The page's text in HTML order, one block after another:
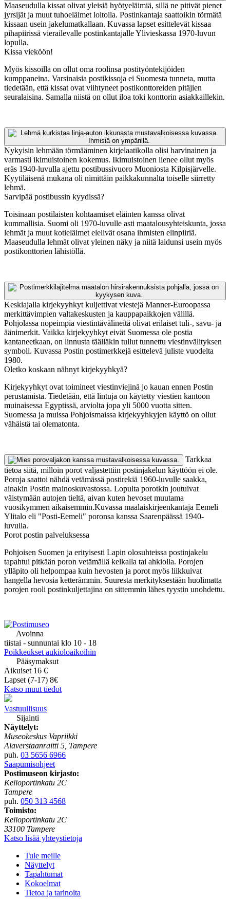
Maaseudulla kissat olivat yleisiä hyötyeläimiä, sillä ne pitivät pienet
jyrsijät ja muut tuhoeläimet loitolla. Postinkantaja saattoikin törmätä
kissaan usein jakelumatkallaan. Kuvassa lapset esittelevät kissaa
pihapiirissä vierailevalle postinkantajalle Ylivieskassa 1970-luvun
lopulla.
Kissa vieköön!
Myös kissoilla on ollut oma roolinsa postityöntekijöiden
kumppaneina. Varsinaisia postikissoja ei Suomesta tunneta, mutta
tiedetään, että kissat ovat viihtyneet postikonttoreiden pitäjien
seuralaisina. Samalla niistä on ollut iloa toki konttorin asiakkaillekin.
Nykyisin lehmään törmääminen kirjelaatikolla olisi harvinainen ja
varmasti ikimuistoinen kokemus. Ikimuistoinen lienee ollut myös
eräs 1940-luvulla ajettu postibussivuoro Muoniosta Kilpisjärvelle.
Kyytiläisenä mukana oli nimittäin paikkakunnalta toiselle siirretty
lehmä.
Sarvipää postibussin kyydissä?
Toisinaan postilaisten kohtaamiset eläinten kanssa olivat
kummallisia. Suomi oli 1970-luvulle asti maatalousyhteiskunta, jossa
lehmät ja muut kotieläimet elelivät osana ihmisten elinpiiriä.
Maaseudulla lehmät olivat yleinen näky ja niitä laidunsi usein myös
postikonttorien lähistöllä.
Keskiajalla kirjekyyhkyt kuljettivat viestejä Manner-Euroopassa
merkittävimpien valtakeskusten ja kauppapaikkojen välillä.
Pohjolassa nopeimpia viestintävälineitä olivat erilaiset tuli-, savu- ja
äänimerkit. Vaikka kirjekyyhkyt eivät Suomessa ole postia
kantaneetkaan, on linnusta täälläkin tullut tunnettu viestinvälityksen
symboli. Kuvassa Postin postimerkkejä esittelevä juliste vuodelta
1980.
Oletko koskaan nähnyt kirjekyyhkyä?
Kirjekyyhkyt ovat toimineet viestinviejinä jo kauan ennen Postin
perustamista. Tiedetään, että lintuja on käytetty viestien kantoon
muinaisessa Egyptissä, arviolta jopa yli 5000 vuotta sitten.
Suomessa ja muissa Pohjoismaissa kirjekyyhkyjen käyttö on ollut
vähäistä tai olematonta.
Tarkkaa
tietoa siitä, milloin porot valjastettiin postinjakelun käyttöön ei ole.
Poroja saattoi nähdä vetämässä postirekiä 1960-luvulle saakka,
ainakin Postin mainoskuvastossa. Lopulta porotkin joutuivat
väistymään autojen tieltä, aivan kuten hevoset muutama
vuosikymmen aikaisemmin.Kuvassa maalaiskirjeenkantaja Eemeli
Ylitalo eli "Posti-Eemeli" poronsa kanssa Saarenpäässä 1940-
luvulla.
Porot postin palveluksessa
Pohjoisen Suomen ja erityisesti Lapin olosuhteissa postinjakelu
tapahtui pitkään poron vetämällä kelkalla tai ahkiolla. Porojen
ylläpito oli helpompaa kuin hevosten ja porot myös liikkuivat
hangella hevosia ketterämmin. Suuresta merkityksestään huolimatta
porojen rooli postinkuljettajina on sittemmin lähes tyystin unohdettu.
Avoinna
tiistai - sunnuntai klo 10 - 18
Poikkeukset aukioloaikoihin
Pääsymaksut
Aikuiset 16 €
Lapset (7-17) 8€
Katso muut tiedot
Vastuullisuus
Sijainti
Näyttelyt:
Museokeskus Vapriikki
Alaverstaanraitti 5, Tampere
puh. 03 5656 6966
Saapumisohjeet
Postimuseon kirjasto:
Kelloportinkatu 2C
Tampere
puh. 050 313 4568
Toimisto:
Kelloportinkatu 2C
33100 Tampere
Katso lisää yhteystietoja
Tule meille
Näyttelyt
Tapahtumat
Kokoelmat
Tietoa ja tarinoita